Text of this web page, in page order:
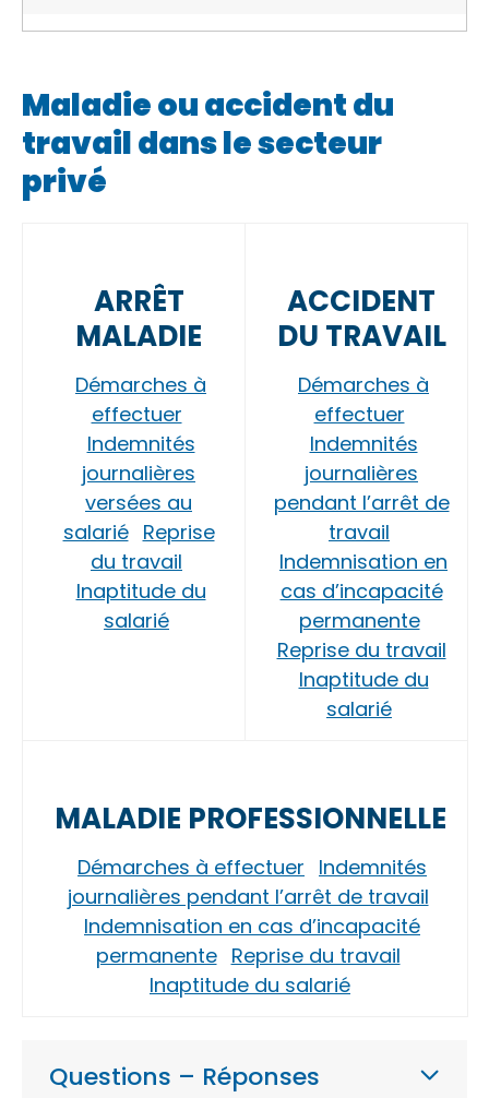
Maladie ou accident du
travail dans le secteur
privé
ARRÊT
MALADIE
Démarches à
effectuer
Indemnités
journalières
versées au
salarié Reprise
du travail
Inaptitude du
salarié
ACCIDENT
DU TRAVAIL
Démarches à
effectuer
Indemnités
journalières
pendant l’arrêt de
travail
Indemnisation en
cas d’incapacité
permanente
Reprise du travail
Inaptitude du
salarié
MALADIE PROFESSIONNELLE
Démarches à effectuer Indemnités
journalières pendant l’arrêt de travail
Indemnisation en cas d’incapacité
permanente Reprise du travail
Inaptitude du salarié
Questions – Réponses